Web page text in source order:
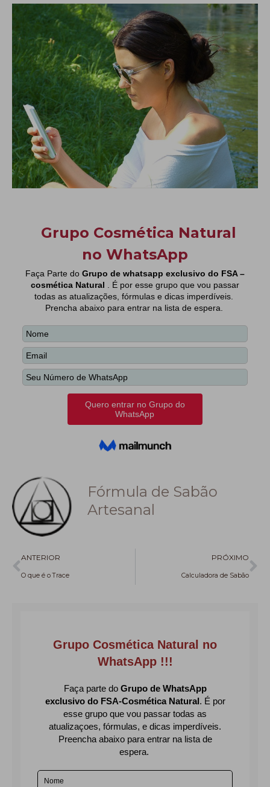
Fórmula de Sabão
Artesanal
Anterior
ANTERIOR
O que é o Trace
PRÓXIMO
Calculadora de Sabão